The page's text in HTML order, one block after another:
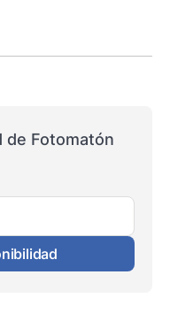
de Fotomatón